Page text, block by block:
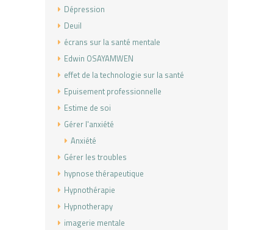
Dépression
Deuil
écrans sur la santé mentale
Edwin OSAYAMWEN
effet de la technologie sur la santé
Epuisement professionnelle
Estime de soi
Gérer l'anxiété
Anxiété
Gérer les troubles
hypnose thérapeutique
Hypnothérapie
Hypnotherapy
imagerie mentale